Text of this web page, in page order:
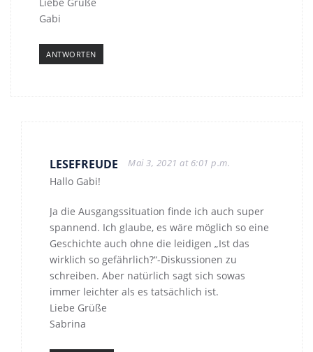
Gabi
ANTWORTEN
LESEFREUDE Mai 3, 2021 at 6:01 p.m.
Hallo Gabi!
Ja die Ausgangssituation finde ich auch super
spannend. Ich glaube, es wäre möglich so eine
Geschichte auch ohne die leidigen „Ist das
wirklich so gefährlich?“-Diskussionen zu
schreiben. Aber natürlich sagt sich sowas
immer leichter als es tatsächlich ist.
Liebe Grüße
Sabrina